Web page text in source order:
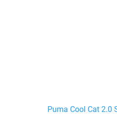
Puma Cool Cat 2.0